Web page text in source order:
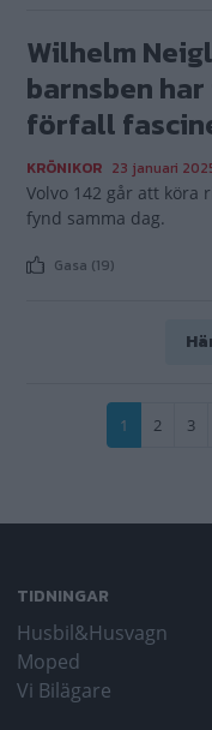
Wilhelm
barnsben
förfall
KRÖNIKOR 23 januari
Volvo 142 går att
fynd samma dag.
Gasa (19)
Paginering
Nuvarande
1 Sida
2 Sida
3
TIDNINGAR
Husbil&Husvagn
Moped
Vi Bilägare